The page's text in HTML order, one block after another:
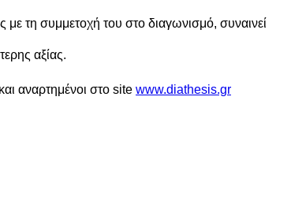
τη συμμετοχή του στο διαγωνισμό, συναινεί
αξίας.
αναρτημένοι στο site www.diathesis.gr